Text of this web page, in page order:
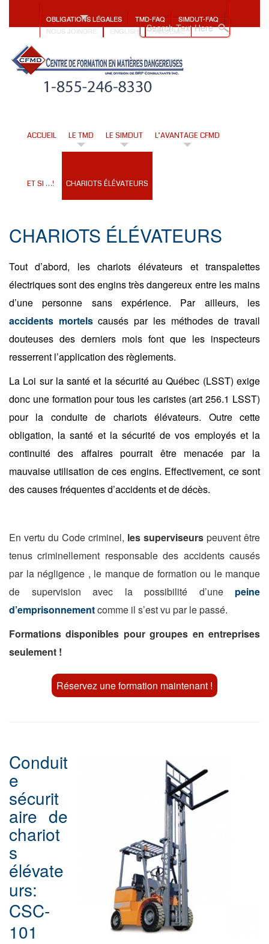
OBLIGATIONS LÉGALES TMD-FAQ
SIMDUT-FAQ
PANDÉMIE
ACCUEIL LE TMD LE SIMDUT L’AVANTAGE CFMD
ET SI …! CHARIOTS ÉLÉVATEURS
CHARIOTS ÉLÉVATEURS
Tout d’abord, les chariots élévateurs et transpalettes
électriques sont des engins très dangereux entre les mains
d’une personne sans expérience. Par ailleurs, les
accidents mortelscausés par les méthodes de travail
douteuses des derniers mois font que les inspecteurs
resserrent l’application des règlements.
La Loi sur la santé et la sécurité au Québec (LSST) exige
donc une formation pour tous les caristes (art 256.1 LSST)
pour la conduite de chariots élévateurs. Outre cette
obligation, la santé et la sécurité de vos employés et la
continuité des affaires pourrait être menacée par la
mauvaise utilisation de ces engins. Effectivement, ce sont
des causes fréquentes d’accidents et de décès.
En vertu du Code criminel, les superviseurs peuvent être
tenus criminellement responsable des accidents causés
par la négligence , le manque de formation ou le manque
de supervision avec la possibilité d’une peine
d’emprisonnementcomme il s’est vu par le passé.
Formations disponibles pour groupes en entreprises
seulement !
Réservez une formation maintenant !
Conduit
e
sécurit
aire de
chariot
s
élévate
urs:
CSC-
101